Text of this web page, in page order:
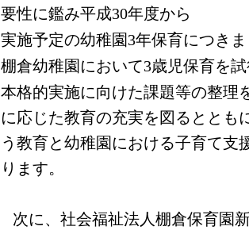
要性に鑑み平成30年度から
実施予定の幼稚園3年保育につき
棚倉幼稚園において3歳児保育を
本格的実施に向けた課題等の整理
に応じた教育の充実を図るととも
う教育と幼稚園における子育て支
ります。
次に、社会福祉法人棚倉保育園